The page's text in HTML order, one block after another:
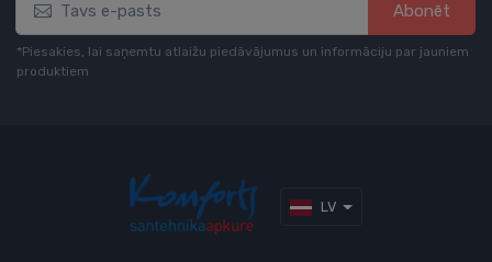
Abonēt
*Piesakies, lai saņemtu atlaižu piedāvājumus un informāciju par jauniem
produktiem
LV